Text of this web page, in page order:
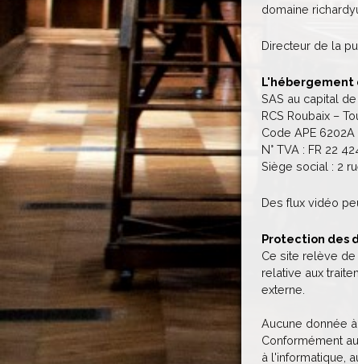
domaine
Directeur de la
L'hébergement
SAS au capital
RCS Roubaix –
Code APE 6202A
N° TVA : FR 22
Siège social : 2
Des flux vidéo
Protection des
Ce site relève de
relative aux
externe.
Aucune donnée
Conformément
à l'informatique,